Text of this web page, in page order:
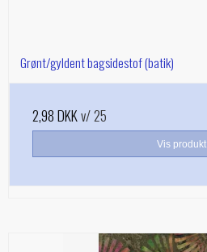
Grønt/gyldent bagsidestof (batik)
2,98 DKKv/ 25
Vis produkt